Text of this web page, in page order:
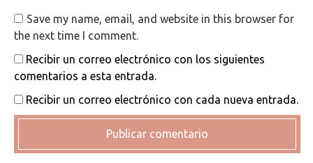
Save my name, email, and website in this browser for
the next time I comment.
Recibir un correo electrónico con los siguientes
comentarios a esta entrada.
Recibir un correo electrónico con cada nueva entrada.
Publicar comentario